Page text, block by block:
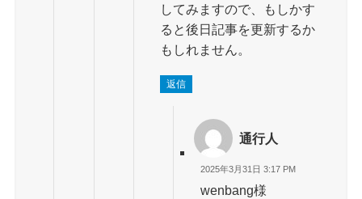
してみますので、もしかす
ると後日記事を更新するか
もしれません。
返信
通行人
2025年3月31日 3:17 PM
wenbang様